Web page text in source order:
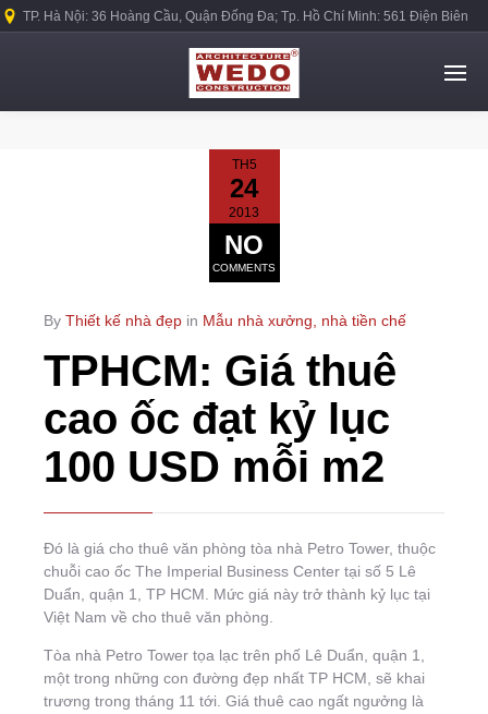
TP. Hà Nội: 36 Hoàng Cầu, Quận Đống Đa; Tp. Hồ Chí Minh: 561 Điện Biên
TH5
24
2013
NO
COMMENTS
By Thiết kế nhà đẹp in Mẫu nhà xưởng, nhà tiền chế
TPHCM: Giá thuê
cao ốc đạt kỷ lục
100 USD mỗi m2
Đó là giá cho thuê văn phòng tòa nhà Petro Tower, thuộc
chuỗi cao ốc The Imperial Business Center tại số 5 Lê
Duẩn, quận 1, TP HCM. Mức giá này trở thành kỷ lục tại
Việt Nam về cho thuê văn phòng.
Tòa nhà Petro Tower tọa lạc trên phố Lê Duẩn, quận 1,
một trong những con đường đẹp nhất TP HCM, sẽ khai
trương trong tháng 11 tới. Giá thuê cao ngất ngưởng là